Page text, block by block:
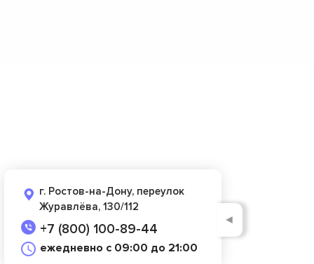
г. Ростов-на-Дону, переулок
Журавлёва, 130/112
+7 (800) 100-89-44
ежедневно с 09:00 до 21:00
◄